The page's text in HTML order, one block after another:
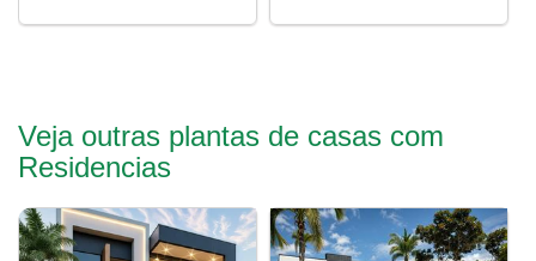
Veja outras plantas de casas com
Residencias